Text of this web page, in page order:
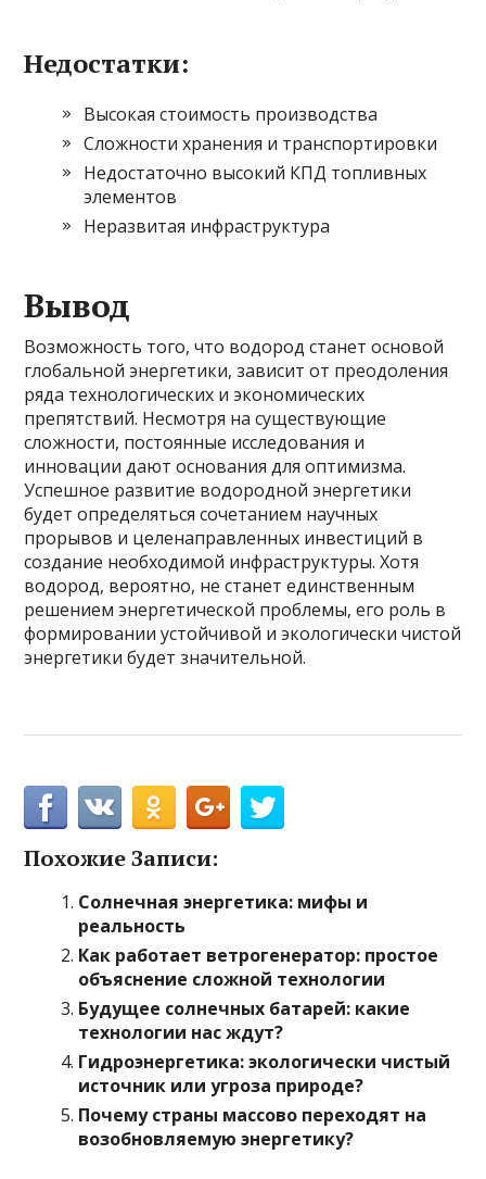
Недостатки:
Высокая стоимость производства
Сложности хранения и транспортировки
Недостаточно высокий КПД топливных
элементов
Неразвитая инфраструктура
Вывод
Возможность того, что водород станет основой
глобальной энергетики, зависит от преодоления
ряда технологических и экономических
препятствий. Несмотря на существующие
сложности, постоянные исследования и
инновации дают основания для оптимизма.
Успешное развитие водородной энергетики
будет определяться сочетанием научных
прорывов и целенаправленных инвестиций в
создание необходимой инфраструктуры. Хотя
водород, вероятно, не станет единственным
решением энергетической проблемы, его роль в
формировании устойчивой и экологически чистой
энергетики будет значительной.
Похожие Записи:
Солнечная энергетика: мифы и
реальность
Как работает ветрогенератор: простое
объяснение сложной технологии
Будущее солнечных батарей: какие
технологии нас ждут?
Гидроэнергетика: экологически чистый
источник или угроза природе?
Почему страны массово переходят на
возобновляемую энергетику?